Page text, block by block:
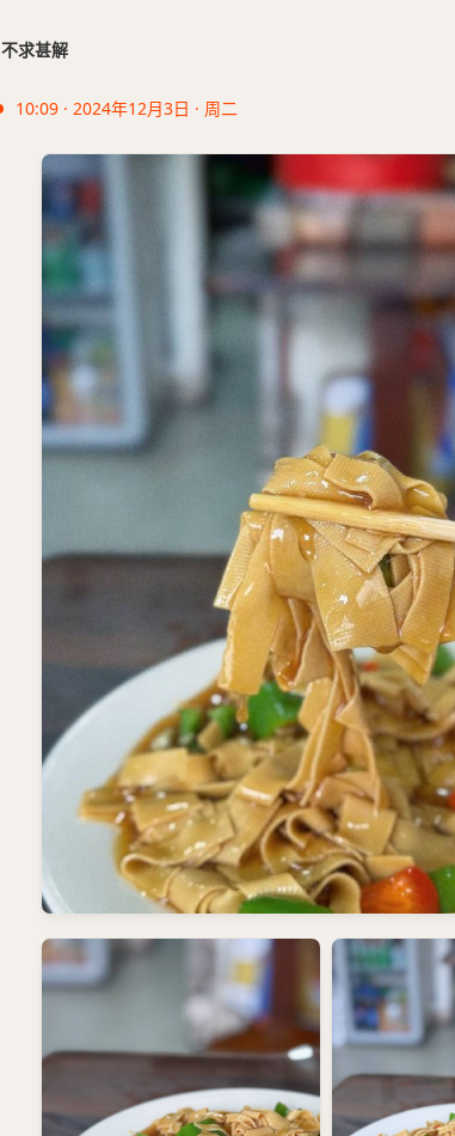
不求甚解
10:09 · 2024年12月3日 · 周二